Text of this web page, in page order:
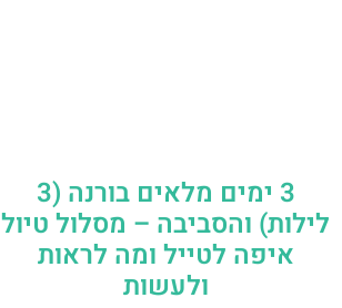
3 ימים מלאים בורנה (3
לילות) והסביבה – מסלול טיול
איפה לטייל ומה לראות
ולעשות